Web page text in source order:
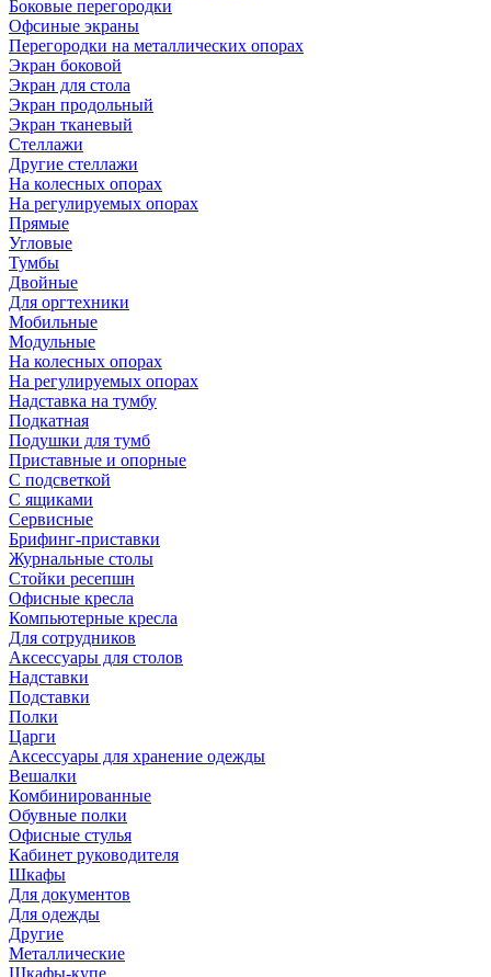
Боковые перегородки
Офсиные экраны
Перегородки на металлических опорах
Экран боковой
Экран для стола
Экран продольный
Экран тканевый
Стеллажи
Другие стеллажи
На колесных опорах
На регулируемых опорах
Прямые
Угловые
Тумбы
Двойные
Для оргтехники
Мобильные
Модульные
На колесных опорах
На регулируемых опорах
Надставка на тумбу
Подкатная
Подушки для тумб
Приставные и опорные
С подсветкой
С ящиками
Сервисные
Брифинг-приставки
Журнальные столы
Стойки ресепшн
Офисные кресла
Компьютерные кресла
Для сотрудников
Аксессуары для столов
Надставки
Подставки
Полки
Царги
Аксессуары для хранение одежды
Вешалки
Комбинированные
Обувные полки
Офисные стулья
Кабинет руководителя
Шкафы
Для документов
Для одежды
Другие
Металлические
Шкафы-купе